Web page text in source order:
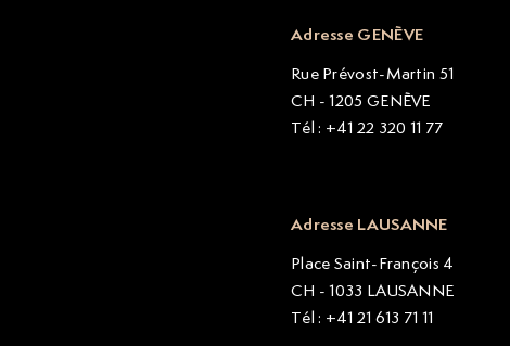
Adresse GENÈVE
Rue Prévost-Martin 51
CH - 1205 GENÈVE
Tél : +41 22 320 11 77
Adresse LAUSANNE
Place Saint-François 4
CH - 1033 LAUSANNE
Tél : +41 21 613 71 11